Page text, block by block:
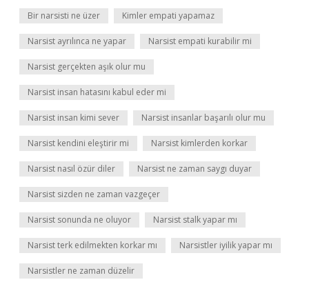
Bir narsisti ne üzer Kimler empati yapamaz
Narsist ayrılınca ne yapar Narsist empati kurabilir mi
Narsist gerçekten aşık olur mu
Narsist insan hatasını kabul eder mi
Narsist insan kimi sever Narsist insanlar başarılı olur mu
Narsist kendini eleştirir mi Narsist kimlerden korkar
Narsist nasıl özür diler Narsist ne zaman saygı duyar
Narsist sizden ne zaman vazgeçer
Narsist sonunda ne oluyor Narsist stalk yapar mı
Narsist terk edilmekten korkar mı Narsistler iyilik yapar mı
Narsistler ne zaman düzelir